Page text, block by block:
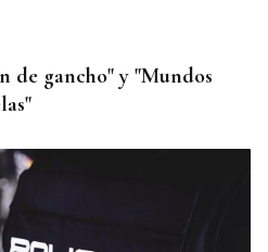
de gancho" y "Mundos